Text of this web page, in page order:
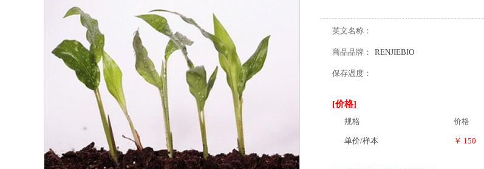
英文名称：
商品品牌： RENJIEBIO
保存温度：
[价格]
规格 价格
单价/样本 ￥ 150